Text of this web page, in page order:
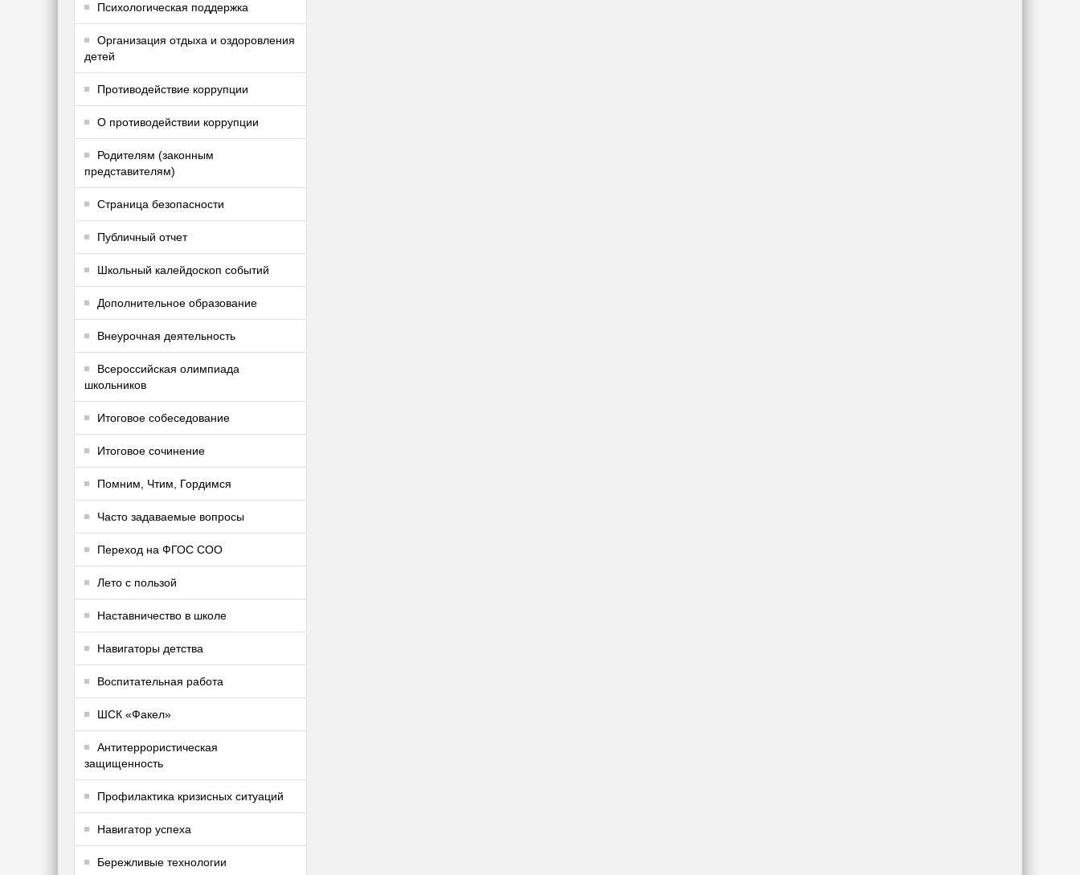
Психологическая поддержка
Организация отдыха и оздоровления
детей
Противодействие коррупции
О противодействии коррупции
Родителям (законным
представителям)
Страница безопасности
Публичный отчет
Школьный калейдоскоп событий
Дополнительное образование
Внеурочная деятельность
Всероссийская олимпиада
школьников
Итоговое собеседование
Итоговое сочинение
Помним, Чтим, Гордимся
Часто задаваемые вопросы
Переход на ФГОС СОО
Лето с пользой
Наставничество в школе
Навигаторы детства
Воспитательная работа
ШСК «Факел»
Антитеррористическая
защищенность
Профилактика кризисных ситуаций
Навигатор успеха
Бережливые технологии